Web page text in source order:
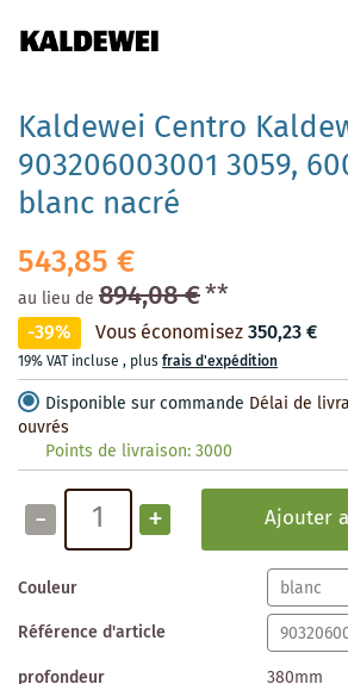
Kaldewei Centro
903206003001 3059,
blanc nacré
543,85 €
au lieu de 894,08 €**
-39% Vous économisez350,23 €
19% VAT incluse , plusfrais d'expédition
Disponible sur commande Délai de
ouvrés
Points de livraison:3000
- + Ajouter
Couleur
Référence d'article
profondeur
380mm
images
gallery